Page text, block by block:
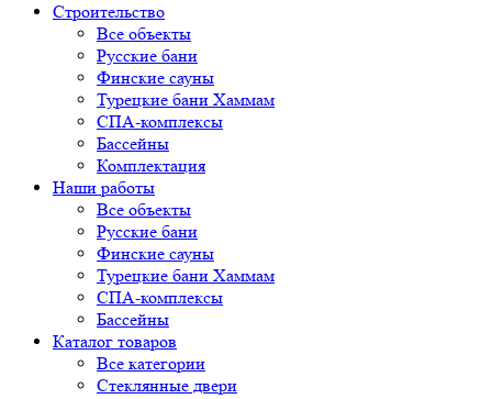
Строительство
Все объекты
Русские бани
Финские сауны
Турецкие бани Хаммам
СПА-комплексы
Бассейны
Комплектация
Наши работы
Все объекты
Русские бани
Финские сауны
Турецкие бани Хаммам
СПА-комплексы
Бассейны
Каталог товаров
Все категории
Стеклянные двери